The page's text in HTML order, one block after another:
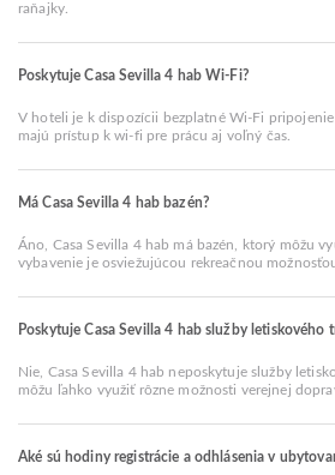
raňajky.
Poskytuje Casa Sevilla 4 hab Wi-Fi?
V hoteli je k dispozícii bezplatné Wi-Fi
majú prístup k wi-fi pre prácu aj voľný čas.
Má Casa Sevilla 4 hab bazén?
Áno, Casa Sevilla 4 hab má bazén, ktorý môžu
vybavenie je osviežujúcou rekreačnou
Poskytuje Casa Sevilla 4 hab služby letiskového
Nie, Casa Sevilla 4 hab neposkytuje služby
môžu ľahko využiť rôzne možnosti verejnej
Aké sú hodiny registrácie a odhlásenia v